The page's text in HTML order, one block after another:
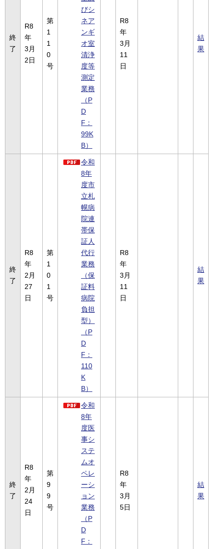
終
了
R8
年
3月
2日
第
1
1
0
号
びシ
ネア
ンギ
オ室
清浄
度等
測定
業務
（P
D
F：
99K
B）
R8
年
3月
11
日
結
果
終
了
R8
年
2月
27
日
第
1
0
1
号
令和
8年
度市
立札
幌病
院連
帯保
証人
代行
業務
（保
証料
病院
負担
型）
（P
D
F：
110
K
B）
R8
年
3月
11
日
結
果
終
了
R8
年
2月
24
日
第
9
9
号
令和
8年
度医
事シ
ステ
ムオ
ペレ
ーシ
ョン
業務
（P
D
F：
R8
年
3月
5日
結
果